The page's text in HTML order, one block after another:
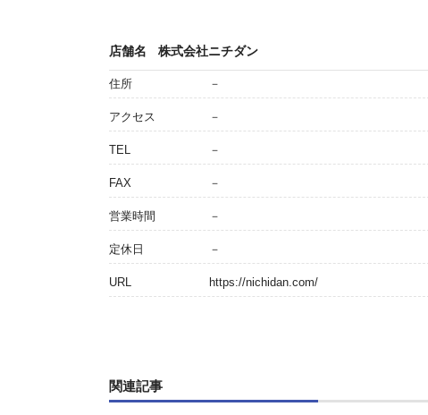
店舗名 株式会社ニチダン
住所 －
アクセス －
TEL －
FAX －
営業時間 －
定休日 －
URL https://nichidan.com/
関連記事